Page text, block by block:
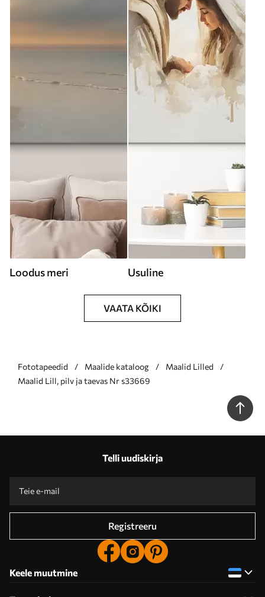
Loodus meri Usuline
VAATA KÕIKI
Fototapeedid Maalide kataloog
Maalid Lilled
Maalid Lill, pilv ja taevas Nr s33669
Telli uudiskirja
Registreeru
Keele muutmine